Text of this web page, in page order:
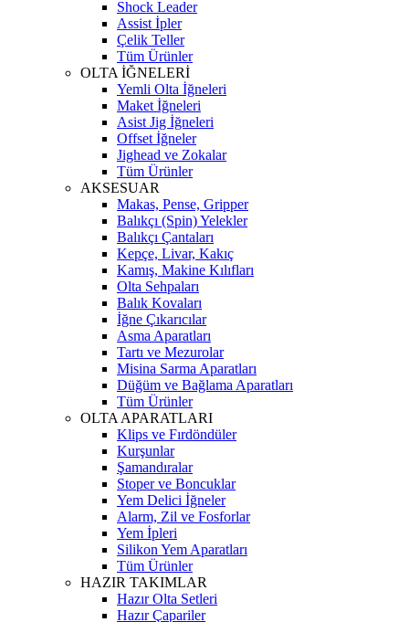
Shock Leader
Assist İpler
Çelik Teller
Tüm Ürünler
OLTA İĞNELERİ
Yemli Olta İğneleri
Maket İğneleri
Asist Jig İğneleri
Offset İğneler
Jighead ve Zokalar
Tüm Ürünler
AKSESUAR
Makas, Pense, Gripper
Balıkçı (Spin) Yelekler
Balıkçı Çantaları
Kepçe, Livar, Kakıç
Kamış, Makine Kılıfları
Olta Sehpaları
Balık Kovaları
İğne Çıkarıcılar
Asma Aparatları
Tartı ve Mezurolar
Misina Sarma Aparatları
Düğüm ve Bağlama Aparatları
Tüm Ürünler
OLTA APARATLARI
Klips ve Fırdöndüler
Kurşunlar
Şamandıralar
Stoper ve Boncuklar
Yem Delici İğneler
Alarm, Zil ve Fosforlar
Yem İpleri
Silikon Yem Aparatları
Tüm Ürünler
HAZIR TAKIMLAR
Hazır Olta Setleri
Hazır Çapariler